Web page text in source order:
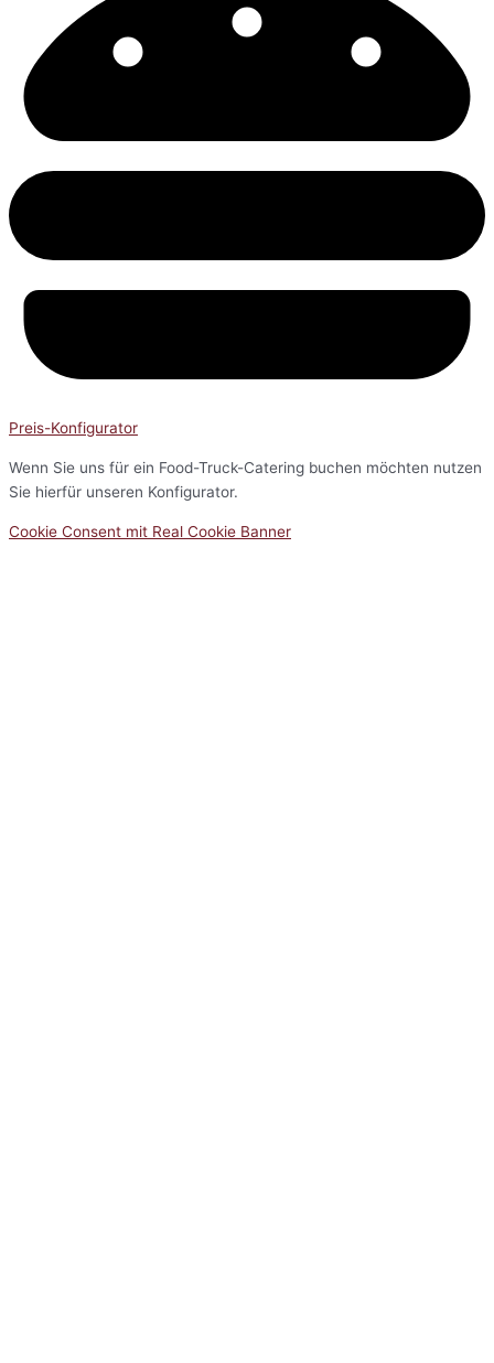
Preis-Konfigurator
Wenn Sie uns für ein Food-Truck-Catering buchen möchten nutzen
Sie hierfür unseren Konfigurator.
Cookie Consent mit Real Cookie Banner